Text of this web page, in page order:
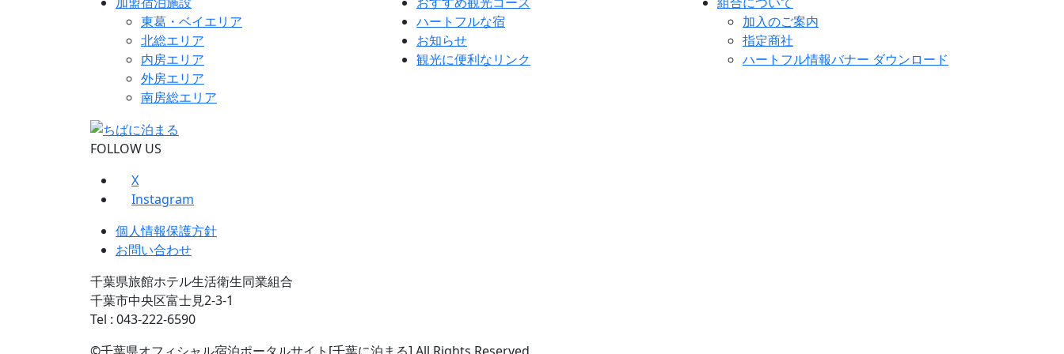
東葛・ベイエリア
北総エリア
内房エリア
外房エリア
南房総エリア
ハートフルな宿
お知らせ
観光に便利なリンク
加入のご案内
指定商社
ハートフル情報バナー ダウンロード
FOLLOW US
X
Instagram
個人情報保護方針
お問い合わせ
千葉県旅館ホテル生活衛生同業組合
千葉市中央区富士見2-3-1
Tel : 043-222-6590